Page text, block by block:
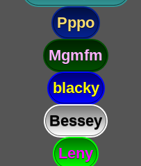
Pppo
Mgmfm
blacky
Bessey
Leny